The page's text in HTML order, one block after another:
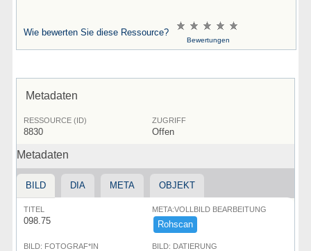
Wie bewerten Sie diese Ressource?
Bewertungen
Metadaten
RESSOURCE (ID)
8830
ZUGRIFF
Offen
Metadaten
BILD DIA META OBJEKT
TITEL
098.75
META:VOLLBILD BEARBEITUNG
Rohscan
BILD: FOTOGRAF*IN BILD: DATIERUNG